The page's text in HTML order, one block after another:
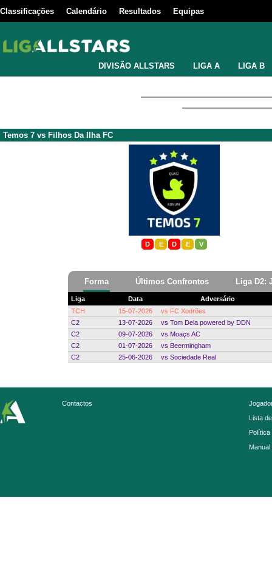
Classificações Calendário Resultados Equipas
DIVISÃO ALLSTARS LIGA A LIGA B
Temos 7 vs Filhos Da Ilha FC
D E D E V
Forma Últimos Confrontos Liga D2:
Liga Data
Adversário
TCH
15-07-2026 vs FC Xodrões
C2
13-07-2026 vs Tom Dela powered by DDN
C2
09-07-2026 vs Moaçs AC
C2
01-07-2026 vs Beermingham
C2
25-06-2026 vs Sociedade Real
Contactos
Lista
Política